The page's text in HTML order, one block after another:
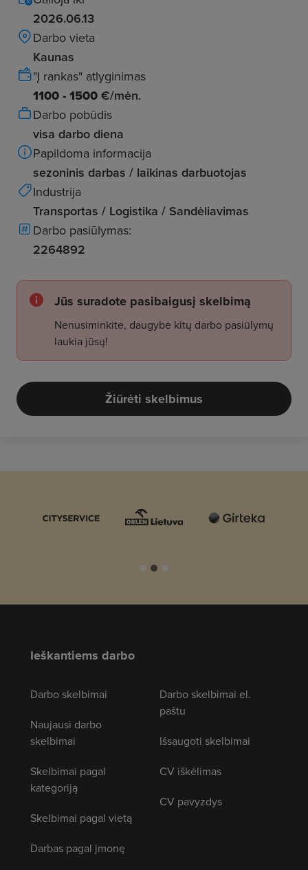
2026.06.13
Darbo vieta
Kaunas
"Į rankas" atlyginimas
1100 - 1500 €/mėn.
Darbo pobūdis
visa darbo diena
Papildoma informacija
sezoninis darbas / laikinas darbuotojas
Industrija
Transportas / Logistika / Sandėliavimas
Darbo pasiūlymas:
2264892
Jūs suradote pasibaigusį skelbimą
Nenusiminkite, daugybė kitų darbo pasiūlymų
laukia jūsų!
Žiūrėti skelbimus
Ieškantiems darbo
Darbo skelbimai
Naujausi darbo
skelbimai
Skelbimai pagal
kategoriją
Skelbimai pagal vietą
Darbas pagal įmonę
Darbo skelbimai el.
paštu
Išsaugoti skelbimai
CV iškėlimas
CV pavyzdys